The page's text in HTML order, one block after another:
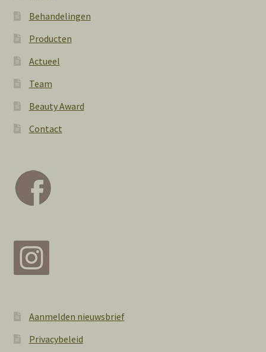
Behandelingen
Producten
Actueel
Team
Beauty Award
Contact
Aanmelden nieuwsbrief
Privacybeleid